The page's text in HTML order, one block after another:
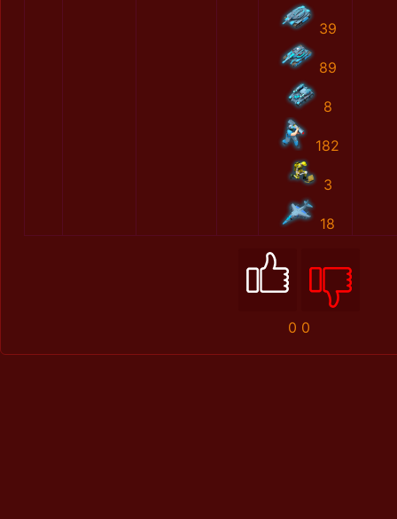
39
89
8
182
3
18
0 0